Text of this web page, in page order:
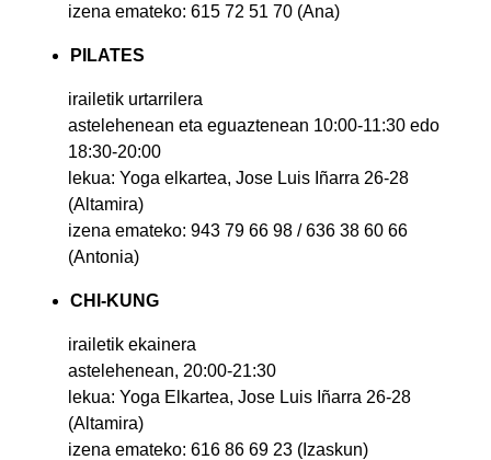
izena emateko: 615 72 51 70 (Ana)
PILATES
irailetik urtarrilera
astelehenean eta eguaztenean 10:00-11:30 edo
18:30-20:00
lekua: Yoga elkartea, Jose Luis Iñarra 26-28
(Altamira)
izena emateko: 943 79 66 98 / 636 38 60 66
(Antonia)
CHI-KUNG
irailetik ekainera
astelehenean, 20:00-21:30
lekua: Yoga Elkartea, Jose Luis Iñarra 26-28
(Altamira)
izena emateko: 616 86 69 23 (Izaskun)